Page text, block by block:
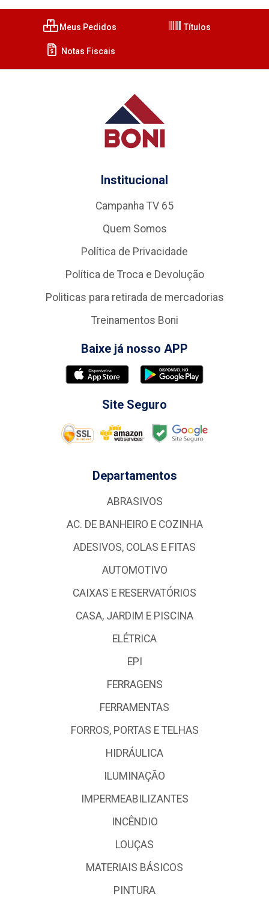
Meus Pedidos Títulos
Notas Fiscais
Institucional
Campanha TV 65
Quem Somos
Política de Privacidade
Política de Troca e Devolução
Politicas para retirada de mercadorias
Treinamentos Boni
Baixe já nosso APP
Site Seguro
Departamentos
ABRASIVOS
AC. DE BANHEIRO E COZINHA
ADESIVOS, COLAS E FITAS
AUTOMOTIVO
CAIXAS E RESERVATÓRIOS
CASA, JARDIM E PISCINA
ELÉTRICA
EPI
FERRAGENS
FERRAMENTAS
FORROS, PORTAS E TELHAS
HIDRÁULICA
ILUMINAÇÃO
IMPERMEABILIZANTES
INCÊNDIO
LOUÇAS
MATERIAIS BÁSICOS
PINTURA